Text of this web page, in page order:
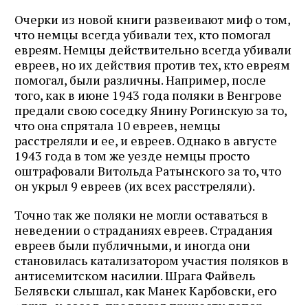
Очерки из новой книги развеивают миф о том,
что немцы всегда убивали тех, кто помогал
евреям. Немцы действительно всегда убивали
евреев, но их действия против тех, кто евреям
помогал, были различны. Например, после
того, как в июне 1943 года поляки в Венгрове
предали свою соседку Янину Рогинскую за то,
что она спрятала 10 евреев, немцы
расстреляли и ее, и евреев. Однако в августе
1943 года в том же уезде немцы просто
оштрафовали Витольда Ратынского за то, что
он укрыл 9 евреев (их всех расстреляли).
Точно так же поляки не могли оставаться в
неведении о страданиях евреев. Страдания
евреев были публичными, и иногда они
становилась катализатором участия поляков в
антисемитском насилии. Шрага Файвель
Белявски слышал, как Манек Карбовски, его